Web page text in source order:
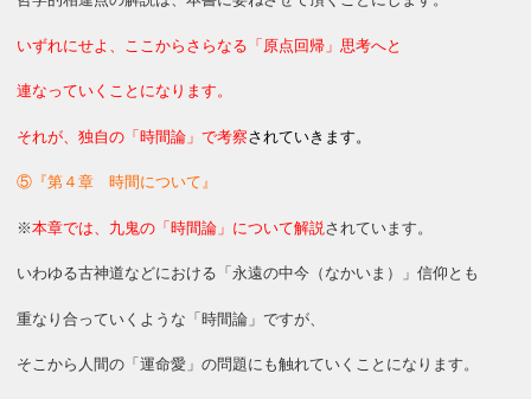
いずれにせよ、ここからさらなる「原点回帰」思考へと
連なっていくことになります。
それが、独自の「時間論」で考察されていきます。
⑤『第４章 時間について』
※本章では、九鬼の「時間論」について解説 されています。
いわゆる古神道などにおける「永遠の中今（なかいま）」信仰とも
重なり合っていくような「時間論」ですが、
そこから人間の「運命愛」の問題にも触れていくことになります。